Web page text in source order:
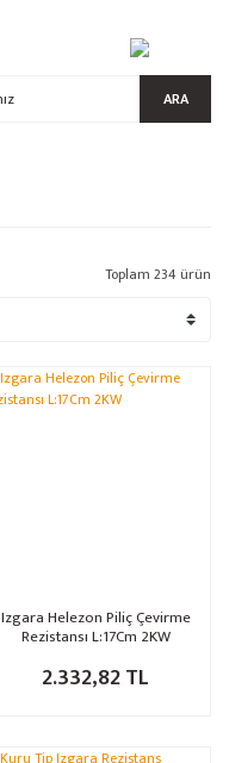
ARA
Toplam 234 ürün
Izgara Helezon Piliç Çevirme
Rezistansı L:17Cm 2KW
2.332,82 TL